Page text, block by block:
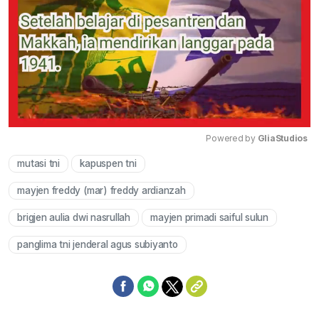
Powered by GliaStudios
mutasi tni kapuspen tni
mayjen freddy (mar) freddy ardianzah
brigjen aulia dwi nasrullah mayjen primadi saiful sulun
panglima tni jenderal agus subiyanto